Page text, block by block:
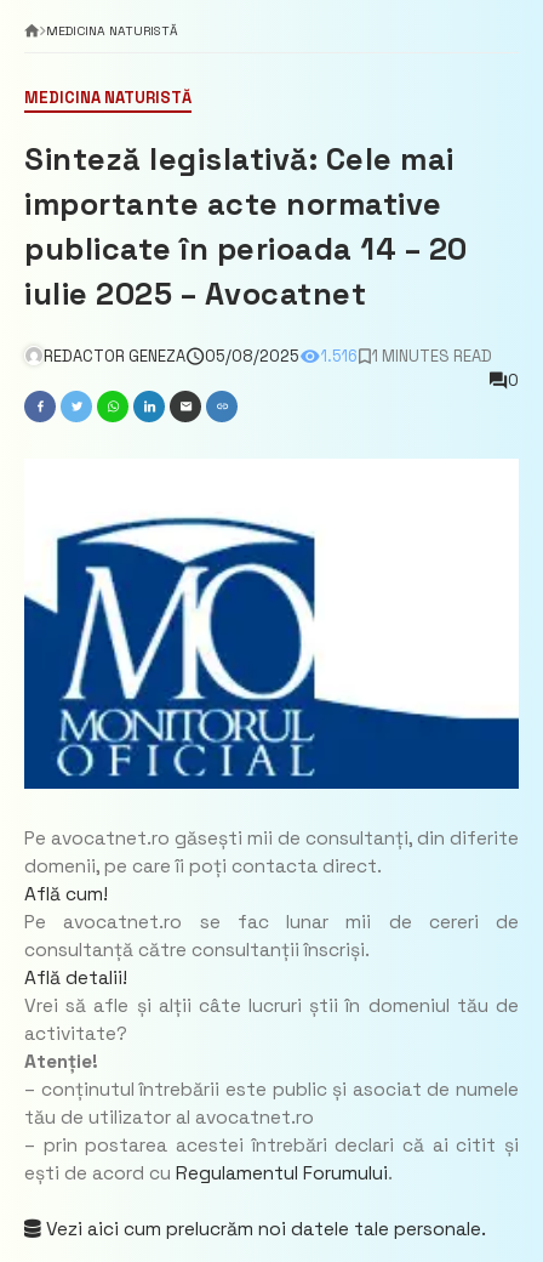
MEDICINA NATURISTĂ
MEDICINA NATURISTĂ
Sinteză legislativă: Cele mai
importante acte normative
publicate în perioada 14 – 20
iulie 2025 – Avocatnet
REDACTOR GENEZA 05/08/2025 1.516
1 MINUTES READ
0
Pe avocatnet.ro găsești mii de consultanți, din diferite
domenii, pe care îi poți contacta direct.
Află cum!
Pe avocatnet.ro se fac lunar mii de cereri de
consultanță către consultanții înscriși.
Află detalii!
Vrei să afle și alții câte lucruri știi în domeniul tău de
activitate?
Atenție!
– conținutul întrebării este public și asociat de numele
tău de utilizator al avocatnet.ro
– prin postarea acestei întrebări declari că ai citit și
ești de acord cu Regulamentul Forumului.
Vezi aici cum prelucrăm noi datele tale personale.